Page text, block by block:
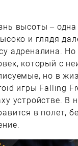
высоты –
и глядя
адреналина. Но
который с
но в
игры Falling
устройстве. В
в полет,